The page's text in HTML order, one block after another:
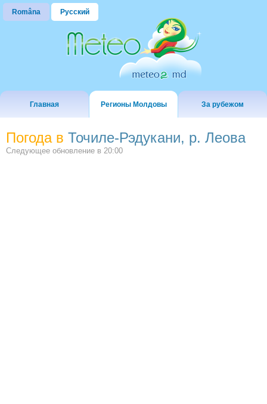
Româna Русский
Главная Регионы Молдовы За рубежом
Погода в Точиле-Рэдукани, р. Леова
Следующее обновление в 20:00